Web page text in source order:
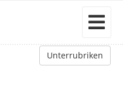
Unterrubriken